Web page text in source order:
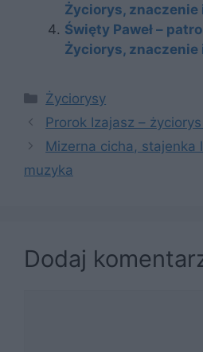
Życiorys, znaczenie
Święty Paweł –
Życiorys, znaczenie
Kategorie
Życiorysy
Prorok Izajasz –
Mizerna cicha, stajenka
muzyka
Dodaj